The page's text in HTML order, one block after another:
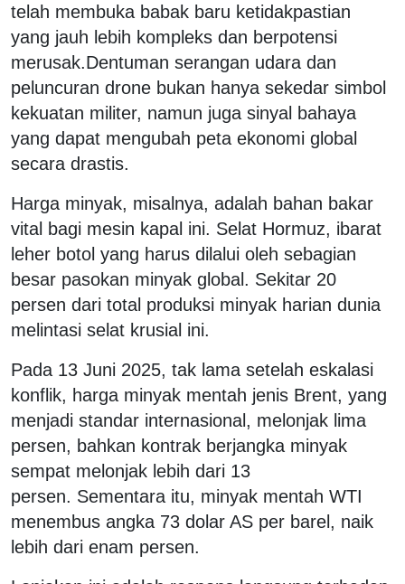
telah membuka babak baru ketidakpastian
yang jauh lebih kompleks dan berpotensi
merusak.Dentuman serangan udara dan
peluncuran drone bukan hanya sekedar simbol
kekuatan militer, namun juga sinyal bahaya
yang dapat mengubah peta ekonomi global
secara drastis.
Harga minyak, misalnya, adalah bahan bakar
vital bagi mesin kapal ini. Selat Hormuz, ibarat
leher botol yang harus dilalui oleh sebagian
besar pasokan minyak global. Sekitar 20
persen dari total produksi minyak harian dunia
melintasi selat krusial ini.
Pada 13 Juni 2025, tak lama setelah eskalasi
konflik, harga minyak mentah jenis Brent, yang
menjadi standar internasional, melonjak lima
persen, bahkan kontrak berjangka minyak
sempat melonjak lebih dari 13
persen. Sementara itu, minyak mentah WTI
menembus angka 73 dolar AS per barel, naik
lebih dari enam persen.